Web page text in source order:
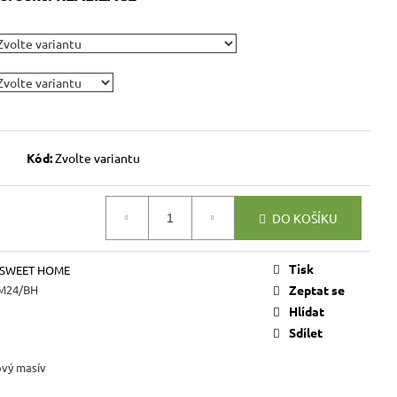
Kód:Zvolte variantu
DO KOŠÍKU
HOME
BH
masív
Tisk
Zeptat se
Hlídat
Sdílet
SWEET HOME